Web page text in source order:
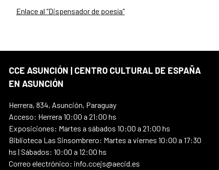
Enlace al “Dispensador de poesía”
CCE ASUNCIÓN | CENTRO CULTURAL DE ESPAÑA
EN ASUNCIÓN
Herrera, 834, Asunción, Paraguay
Acceso: Herrera 10:00 a 21:00 hs
Exposiciones: Martes a sábados 10:00 a 21:00 hs
Biblioteca Las Sinsombrero: Martes a viernes 10:00 a 17:30
hs | Sábados: 10:00 a 12:00 hs
Correo electrónico: info.ccejs@aecid.es